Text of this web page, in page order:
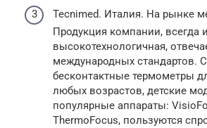
Tecnimed. Италия. На рынке
Продукция компании, всегда
высокотехнологичная,
международных стандартов.
бесконтактные термометры
любых возрастов, детские
популярные аппараты:
ThermoFocus, пользуются